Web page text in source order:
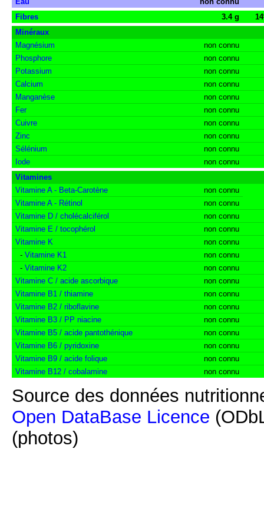
Fibres
3.4 g
Minéraux
Magnésium
non connu
Phosphore
non connu
Potassium
non connu
Calcium
non connu
Manganèse
non connu
Fer
non connu
Cuivre
non connu
Zinc
non connu
Sélénium
non connu
Iode
non connu
Vitamines
Vitamine A - Beta-Carotène
non connu
Vitamine A - Rétinol
non connu
Vitamine D / cholécalciférol
non connu
Vitamine E / tocophérol
non connu
Vitamine K
non connu
- Vitamine K1
non connu
- Vitamine K2
non connu
Vitamine C / acide ascorbique
non connu
Vitamine B1 / thiamine
non connu
Vitamine B2 / riboflavine
non connu
Vitamine B3 / PP niacine
non connu
Vitamine B5 / acide pantothénique
non connu
Vitamine B6 / pyridoxine
non connu
Vitamine B9 / acide folique
non connu
Vitamine B12 / cobalamine
non connu
Source des données
Open DataBase Licence
(photos)